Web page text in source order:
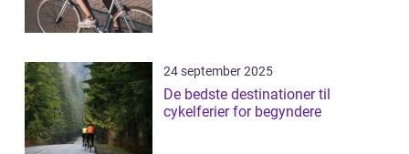
24 september 2025
De bedste destinationer til
cykelferier for begyndere